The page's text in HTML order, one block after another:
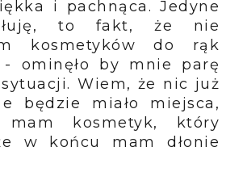
i pachnąca. Jedyne
to fakt, że nie
kosmetyków do rąk
- ominęło by mnie parę
Wiem, że nic już
będzie miało miejsca,
mam kosmetyk, który
w końcu mam dłonie